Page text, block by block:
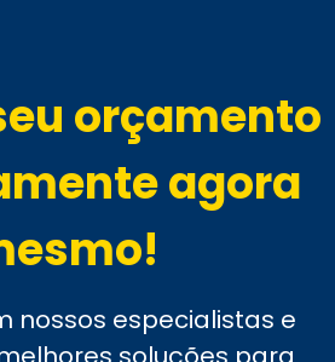
orçamento
agora
nossos especialistas e